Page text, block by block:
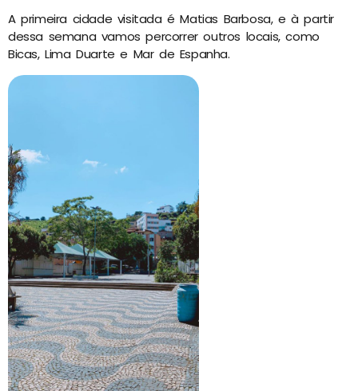
A primeira cidade visitada é Matias Barbosa, e à partir
dessa semana vamos percorrer outros locais, como
Bicas, Lima Duarte e Mar de Espanha.